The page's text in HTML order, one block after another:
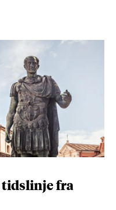
tidslinje fra